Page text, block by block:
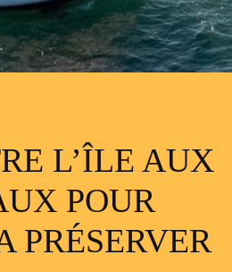
L’ÎLE AUX
POUR
PRÉSERVER